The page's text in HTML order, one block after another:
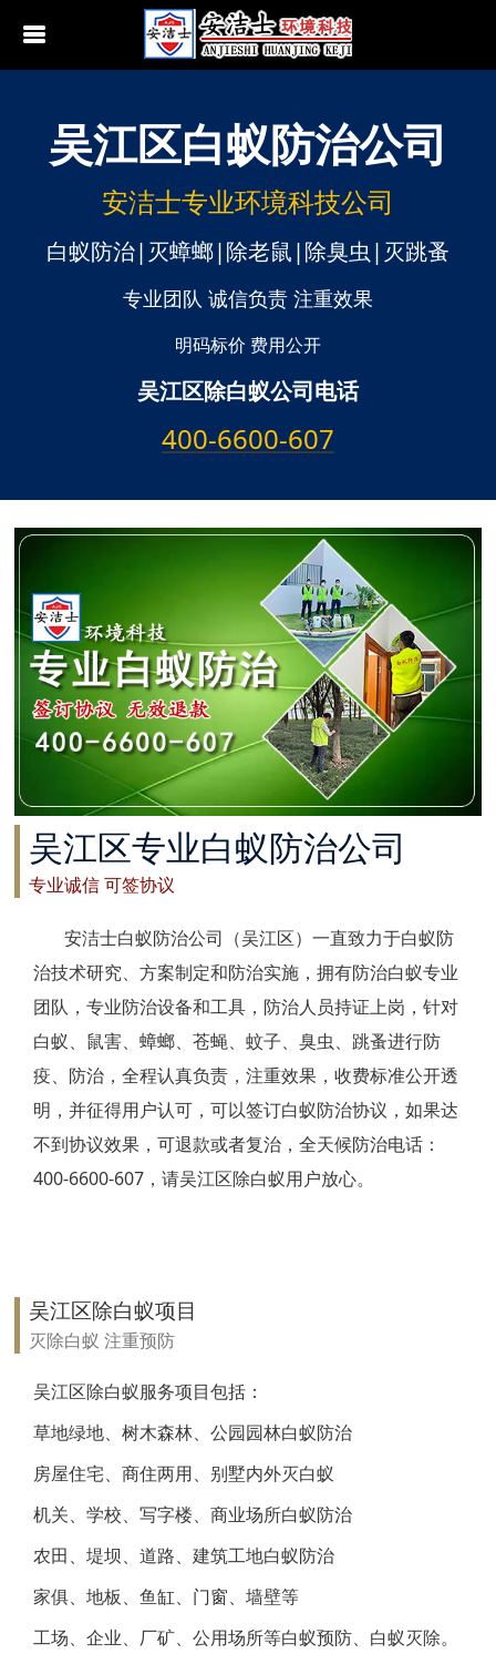
行业动态
南京白蚁防治
江阴白蚁防治
太仓白蚁防治
常州白蚁防治
溧阳白蚁防治
南通白蚁防治
如东白蚁防治
如皋白蚁防治
海安白蚁防治
泰州白蚁防治
兴化白蚁防治
靖江白蚁防治
泰兴白蚁防治
扬州白蚁防治
宝应白蚁防治
镇江白蚁防治
丹阳白蚁防治
扬中白蚁防治
句容白蚁防治
响水白蚁防治
滨海白蚁防治
吴江区白蚁防治公司
安洁士专业环境科技公司
白蚁防治|灭蟑螂|除老鼠|除臭虫|灭跳蚤
专业团队 诚信负责 注重效果
明码标价 费用公开
吴江区除白蚁公司电话
400-6600-607
吴江区专业白蚁防治公司
专业诚信 可签协议
安洁士白蚁防治公司（吴江区）一直致力于白蚁防
治技术研究、方案制定和防治实施，拥有防治白蚁专业
团队，专业防治设备和工具，防治人员持证上岗，针对
白蚁、鼠害、蟑螂、苍蝇、蚊子、臭虫、跳蚤进行防
疫、防治，全程认真负责，注重效果，收费标准公开透
明，并征得用户认可，可以签订白蚁防治协议，如果达
不到协议效果，可退款或者复治，全天候防治电话：
400-6600-607，请吴江区除白蚁用户放心。
吴江区除白蚁项目
灭除白蚁 注重预防
吴江区除白蚁服务项目包括：
草地绿地、树木森林、公园园林白蚁防治
房屋住宅、商住两用、别墅内外灭白蚁
机关、学校、写字楼、商业场所白蚁防治
农田、堤坝、道路、建筑工地白蚁防治
家俱、地板、鱼缸、门窗、墙壁等
工场、企业、厂矿、公用场所等白蚁预防、白蚁灭除。